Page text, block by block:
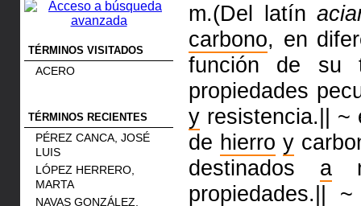
TÉRMINOS VISITADOS
ACERO
TÉRMINOS RECIENTES
PÉREZ CANCA, JOSÉ
LUIS
LÓPEZ HERRERO,
MARTA
NAVAS GONZÁLEZ,
m.(Del latín
carbono, en
función de su
propiedades
y resistencia.|| ~
de hierro y
destinados a
propiedades.|| ~